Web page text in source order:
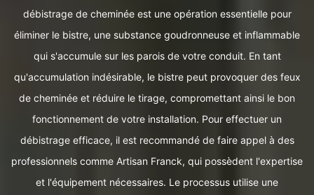
débistrage de cheminée est une opération essentielle pour
éliminer le bistre, une substance goudronneuse et inflammable
qui s'accumule sur les parois de votre conduit. En tant
qu'accumulation indésirable, le bistre peut provoquer des feux
de cheminée et réduire le tirage, compromettant ainsi le bon
fonctionnement de votre installation. Pour effectuer un
débistrage efficace, il est recommandé de faire appel à des
professionnels comme Artisan Franck, qui possèdent l'expertise
et l'équipement nécessaires. Le processus utilise une